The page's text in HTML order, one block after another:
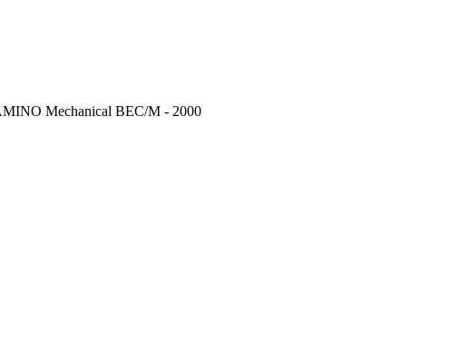
Mechanical BEC/M - 2000